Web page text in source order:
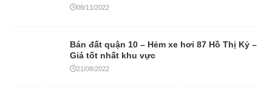
08/11/2022
Bán đất quận 10 – Hẻm xe hơi 87 Hồ Thị Kỷ –
Giá tốt nhất khu vực
21/08/2022